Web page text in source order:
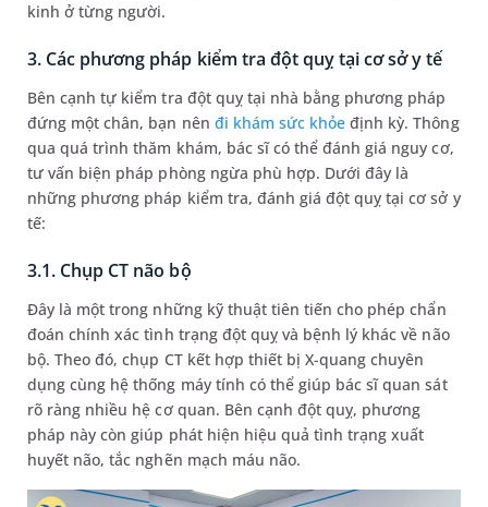
kinh ở từng người.
3. Các phương pháp kiểm tra đột quỵ tại cơ sở y tế
Bên cạnh tự kiểm tra đột quỵ tại nhà bằng phương pháp
đứng một chân, bạn nên đi khám sức khỏe định kỳ. Thông
qua quá trình thăm khám, bác sĩ có thể đánh giá nguy cơ,
tư vấn biện pháp phòng ngừa phù hợp. Dưới đây là
những phương pháp kiểm tra, đánh giá đột quỵ tại cơ sở y
tế:
3.1. Chụp CT não bộ
Đây là một trong những kỹ thuật tiên tiến cho phép chẩn
đoán chính xác tình trạng đột quỵ và bệnh lý khác về não
bộ. Theo đó, chụp CT kết hợp thiết bị X-quang chuyên
dụng cùng hệ thống máy tính có thể giúp bác sĩ quan sát
rõ ràng nhiều hệ cơ quan. Bên cạnh đột quỵ, phương
pháp này còn giúp phát hiện hiệu quả tình trạng xuất
huyết não, tắc nghẽn mạch máu não.